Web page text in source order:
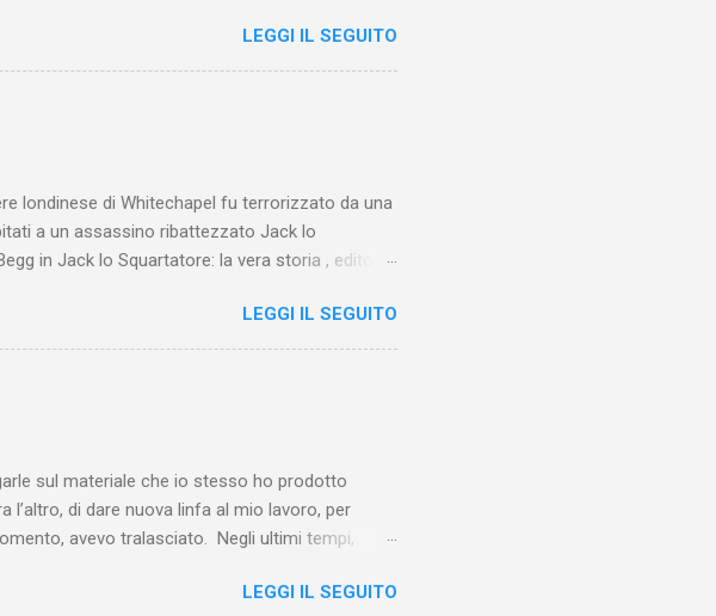
LEGGI IL SEGUITO
londinese di Whitechapel fu terrorizzato da una
a un assassino ribattezzato Jack lo
in Jack lo Squartatore: la vera storia , edito da
la storia di Whitechapel e del East End e a
esce un quadro davvero sconsolante:
classista, e al suo vertice c’era una
delle classi subalterne. Non era
delle persone che abitavano nell’East End e
LEGGI IL SEGUITO
sul materiale che io stesso ho prodotto
l’altro, di dare nuova linfa al mio lavoro, per
avevo tralasciato. Negli ultimi tempi,
che ho già realizzato nel corso del tempo e che
LEGGI IL SEGUITO